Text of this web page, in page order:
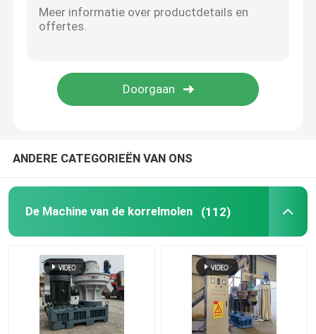
houten korrelmaker
Droge het Voerextruder van Typevissen
Extruder met schroeftoevoer
De Machine van het biomassabriketteren
ANDERE CATEGORIEËN VAN ONS
De Machine van de korrelmolen (112)